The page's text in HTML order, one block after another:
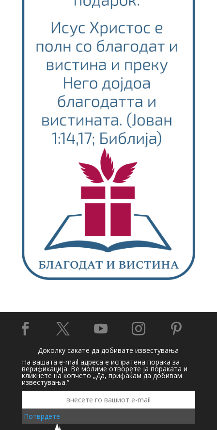
    
Доколку сакате да добивате известувања
На вашата e-mail адреса е испратена порака за
верификација. Ве молиме отворете ја пораката и
кликнете на копчето „Да, прифаќам да добивам
известувања.“
Потврдете